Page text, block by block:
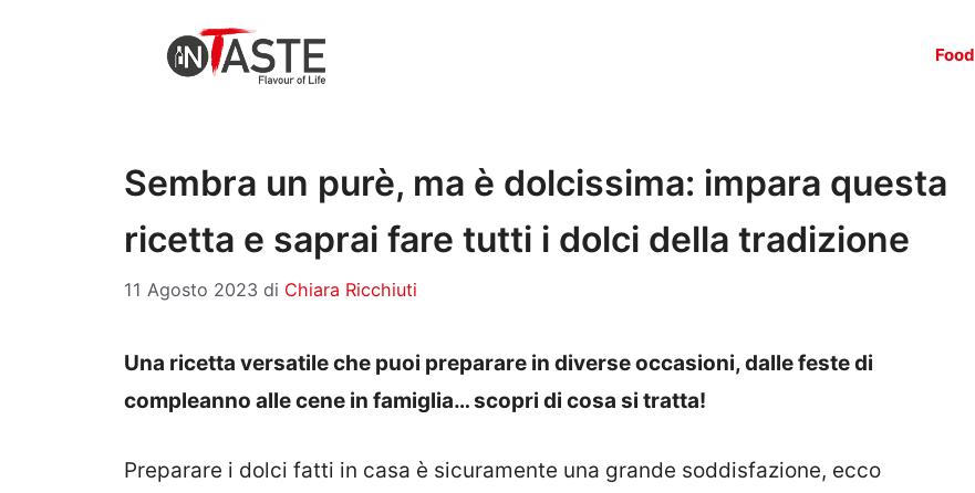
Food
Sembra un purè, ma è dolcissima: impara questa
ricetta e saprai fare tutti i dolci della tradizione
11 Agosto 2023 di Chiara Ricchiuti
Una ricetta versatile che puoi preparare in diverse occasioni, dalle feste di
compleanno alle cene in famiglia… scopri di cosa si tratta!
Preparare i dolci fatti in casa è sicuramente una grande soddisfazione, ecco